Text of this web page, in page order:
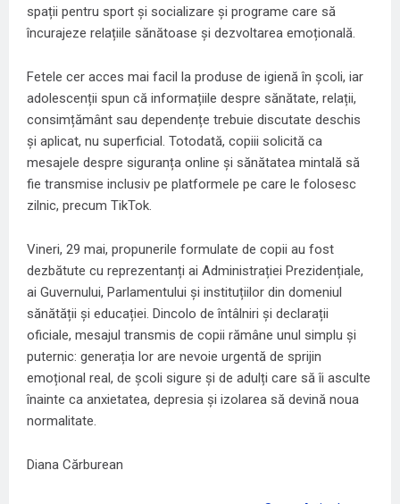
spații pentru sport și socializare și programe care să
încurajeze relațiile sănătoase și dezvoltarea emoțională.
Fetele cer acces mai facil la produse de igienă în școli, iar
adolescenții spun că informațiile despre sănătate, relații,
consimțământ sau dependențe trebuie discutate deschis
și aplicat, nu superficial. Totodată, copiii solicită ca
mesajele despre siguranța online și sănătatea mintală să
fie transmise inclusiv pe platformele pe care le folosesc
zilnic, precum TikTok.
Vineri, 29 mai, propunerile formulate de copii au fost
dezbătute cu reprezentanți ai Administrației Prezidențiale,
ai Guvernului, Parlamentului și instituțiilor din domeniul
sănătății și educației. Dincolo de întâlniri și declarații
oficiale, mesajul transmis de copii rămâne unul simplu și
puternic: generația lor are nevoie urgentă de sprijin
emoțional real, de școli sigure și de adulți care să îi asculte
înainte ca anxietatea, depresia și izolarea să devină noua
normalitate.
Diana Cărburean